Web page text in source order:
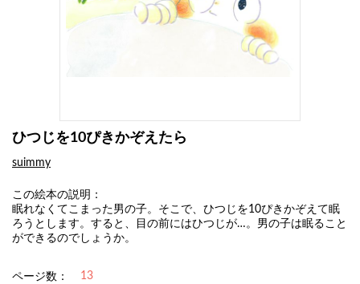
ひつじを10ぴきかぞえたら
suimmy
この絵本の説明：
眠れなくてこまった男の子。そこで、ひつじを10ぴきかぞえて眠
ろうとします。すると、目の前にはひつじが…。男の子は眠ること
ができるのでしょうか。
ページ数： 13